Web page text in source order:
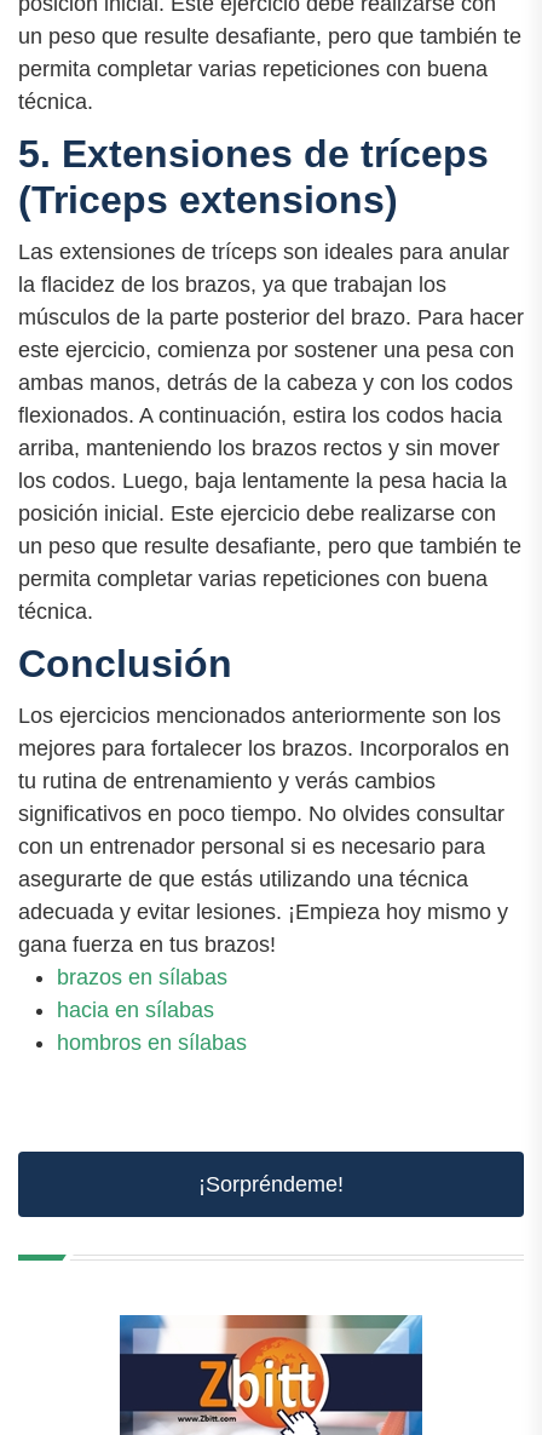
un peso que resulte desafiante, pero que también te
permita completar varias repeticiones con buena
técnica.
5. Extensiones de tríceps
(Triceps extensions)
Las extensiones de tríceps son ideales para anular
la flacidez de los brazos, ya que trabajan los
músculos de la parte posterior del brazo. Para hacer
este ejercicio, comienza por sostener una pesa con
ambas manos, detrás de la cabeza y con los codos
flexionados. A continuación, estira los codos hacia
arriba, manteniendo los brazos rectos y sin mover
los codos. Luego, baja lentamente la pesa hacia la
posición inicial. Este ejercicio debe realizarse con
un peso que resulte desafiante, pero que también te
permita completar varias repeticiones con buena
técnica.
Conclusión
Los ejercicios mencionados anteriormente son los
mejores para fortalecer los brazos. Incorporalos en
tu rutina de entrenamiento y verás cambios
significativos en poco tiempo. No olvides consultar
con un entrenador personal si es necesario para
asegurarte de que estás utilizando una técnica
adecuada y evitar lesiones. ¡Empieza hoy mismo y
gana fuerza en tus brazos!
brazos en sílabas
hacia en sílabas
hombros en sílabas
¡Sorpréndeme!